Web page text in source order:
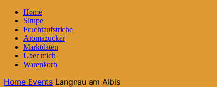
Home
Sirupe
Fruchtaufstriche
Aromazucker
Marktdaten
Über mich
Warenkorb
Home Events Langnau am Albis